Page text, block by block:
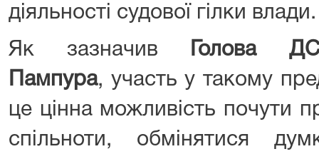
діяльності судової гілки влади.
Як зазначив
олова
ампура, участь у такому
це цінна можливість почути
спільноти, обмінятися